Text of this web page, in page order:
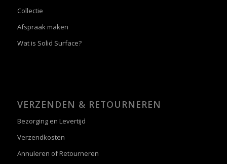
Collectie
Afspraak maken
Wat is Solid Surface?
VERZENDEN & RETOURNEREN
Bezorging en Levertijd
Verzendkosten
Annuleren of Retourneren